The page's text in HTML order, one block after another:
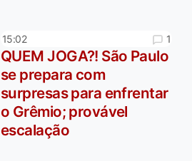
15:02 1
QUEM JOGA?! São Paulo
se prepara com
surpresas para enfrentar
o Grêmio; provável
escalação